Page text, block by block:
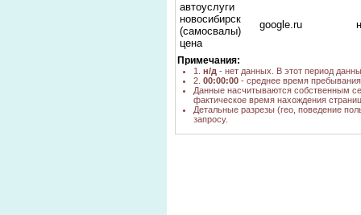
автоуслуги
новосибирск
(самосвалы)
цена
google.ru
астора
транспортная
компания
новосибирск
yandex.ru 1
автоуслуги
грузовых
poisk.ngs.ru
Примечания:
1. н/д - нет данных. В этот период
2. 00:00:00 - среднее время
Данные насчитываются собственным
фактическое время нахождения
Детальные разрезы (гео, поведение
запросу.